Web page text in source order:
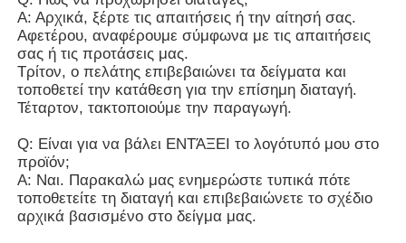
Α: Αρχικά, ξέρτε τις απαιτήσεις ή την αίτησή σας.
Αφετέρου, αναφέρουμε σύμφωνα με τις απαιτήσεις
σας ή τις προτάσεις μας.
Τρίτον, ο πελάτης επιβεβαιώνει τα δείγματα και
τοποθετεί την κατάθεση για την επίσημη διαταγή.
Τέταρτον, τακτοποιούμε την παραγωγή.
Q: Είναι για να βάλει ΕΝΤΆΞΕΙ το λογότυπό μου στο
προϊόν;
Α: Ναι. Παρακαλώ μας ενημερώστε τυπικά πότε
τοποθετείτε τη διαταγή και επιβεβαιώνετε το σχέδιο
αρχικά βασισμένο στο δείγμα μας.